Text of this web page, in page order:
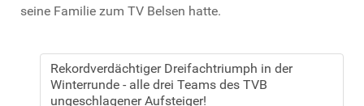
seine Familie zum TV Belsen hatte.
Rekordverdächtiger Dreifachtriumph in der
Winterrunde - alle drei Teams des TVB
ungeschlagener Aufsteiger!